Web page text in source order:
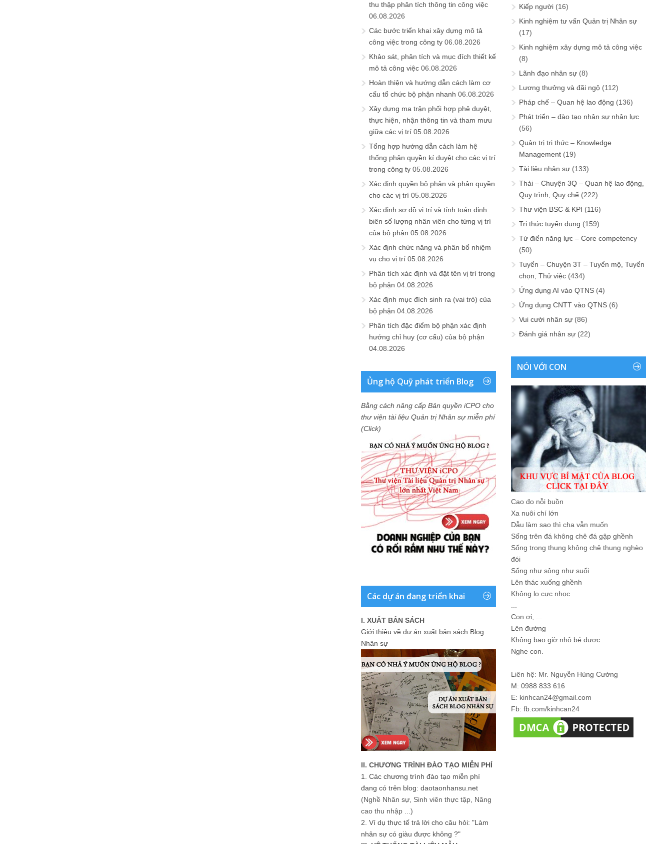
thu thập phân tích thông tin công việc
06.08.2026
Các bước triển khai xây dựng mô tả
công việc trong công ty 06.08.2026
Khảo sát, phân tích và mục đích thiết kế
mô tả công việc 06.08.2026
Hoàn thiện và hướng dẫn cách làm cơ
cấu tổ chức bộ phận nhanh 06.08.2026
Xây dựng ma trận phối hợp phê duyệt,
thực hiện, nhận thông tin và tham mưu
giữa các vị trí 05.08.2026
Tổng hợp hướng dẫn cách làm hệ
thống phân quyền kí duyệt cho các vị trí
trong công ty 05.08.2026
Xác định quyền bộ phận và phân quyền
cho các vị trí 05.08.2026
Xác định sơ đồ vị trí và tính toán định
biên số lượng nhân viên cho từng vị trí
của bộ phận 05.08.2026
Xác định chức năng và phân bổ nhiệm
vụ cho vị trí 05.08.2026
Phân tích xác định và đặt tên vị trí trong
bộ phận 04.08.2026
Xác định mục đích sinh ra (vai trò) của
bộ phận 04.08.2026
Phân tích đặc điểm bộ phận xác định
hướng chỉ huy (cơ cấu) của bộ phận
04.08.2026
Ủng hộ Quỹ phát triển Blog
Bằng cách nâng cấp Bản quyền iCPO cho
thư viện tài liệu Quản trị Nhân sự miễn phí
(Click)
Các dự án đang triển khai
I. XUẤT BẢN SÁCH
Giới thiệu về dự án xuất bản sách Blog
Nhân sự
II. CHƯƠNG TRÌNH ĐÀO TẠO MIỄN PHÍ
1. Các chương trình đào tạo miễn phí
đang có trên blog: daotaonhansu.net
(Nghề Nhân sự, Sinh viên thực tập, Nâng
cao thu nhập ...)
2. Ví dụ thực tế trả lời cho câu hỏi: "Làm
nhân sự có giàu được không ?"
Kiếp người (16)
Kinh nghiệm tư vấn Quản trị Nhân sự
(17)
Kinh nghiệm xây dựng mô tả công việc
(8)
Lãnh đạo nhân sự (8)
Lương thưởng và đãi ngộ (112)
Pháp chế – Quan hệ lao động (136)
Phát triển – đào tạo nhân sự nhân lực
(56)
Quản trị tri thức – Knowledge
Management (19)
Tài liệu nhân sự (133)
Thải – Chuyện 3Q – Quan hệ lao động,
Quy trình, Quy chế (222)
Thư viện BSC & KPI (116)
Tri thức tuyển dụng (159)
Từ điển năng lực – Core competency
(50)
Tuyển – Chuyện 3T – Tuyển mộ, Tuyển
chọn, Thử việc (434)
Ứng dụng AI vào QTNS (4)
Ứng dụng CNTT vào QTNS (6)
Vui cười nhân sự (86)
Đánh giá nhân sự (22)
NÓI VỚI CON
Cao đo nỗi buồn
Xa nuôi chí lớn
Dẫu làm sao thì cha vẫn muốn
Sống trên đá không chê đá gập ghềnh
Sống trong thung không chê thung nghèo
đói
Sống như sông như suối
Lên thác xuống ghềnh
Không lo cực nhọc
Con ơi, ...
Lên đường
Không bao giờ nhỏ bé được
Nghe con.
Liên hệ: Mr. Nguyễn Hùng Cường
M: 0988 833 616
E: kinhcan24@gmail.com
Fb: fb.com/kinhcan24